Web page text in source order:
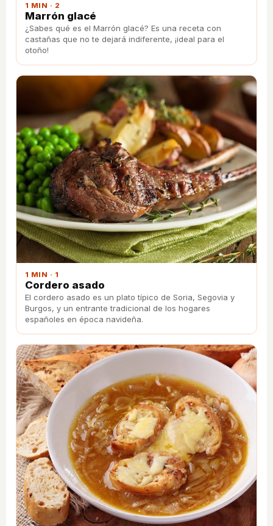
1 MIN · 2
Marrón glacé
¿Sabes qué es el Marrón glacé? Es una receta con
castañas que no te dejará indiferente, ¡ideal para el
otoño!
1 MIN · 1
Cordero asado
El cordero asado es un plato típico de Soria, Segovia y
Burgos, y un entrante tradicional de los hogares
españoles en época navideña.